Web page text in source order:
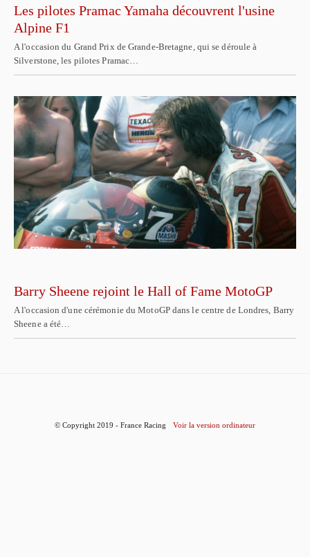
Les pilotes Pramac Yamaha découvrent l'usine
Alpine F1
A l'occasion du Grand Prix de Grande-Bretagne, qui se déroule à
Silverstone, les pilotes Pramac…
Barry Sheene rejoint le Hall of Fame MotoGP
A l'occasion d'une cérémonie du MotoGP dans le centre de Londres, Barry
Sheene a été…
© Copyright 2019 - France Racing Voir la version ordinateur